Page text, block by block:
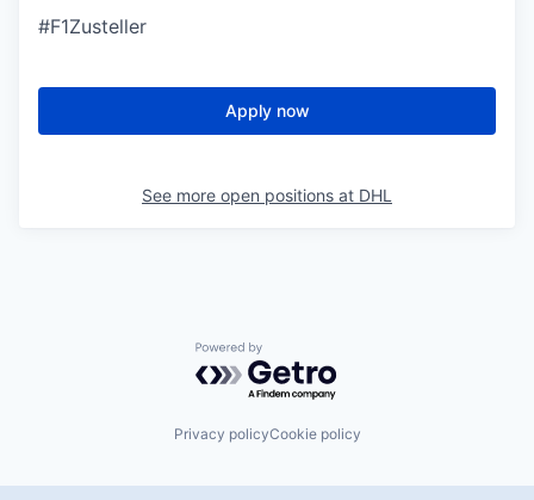
#F1Zusteller
Apply now
See more open positions at DHL
Powered by Getro.com
Privacy policyCookie policy